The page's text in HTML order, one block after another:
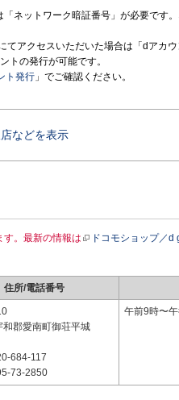
ネットワーク暗証番号」が必要です
てアクセスいただいた場合は「dアカ
トの発行が可能です。
ト発行 」でご確認ください。
などを表示
す。最新の情報は ドコモショップ／d
住所/電話番号
和郡愛南町御荘平城
684-117
73-2850
午前9時〜